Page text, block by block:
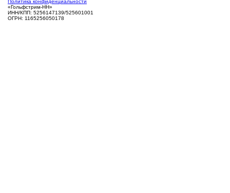
Политика конфиденциальности
«Гольфстрим-НН»
ИНН/КПП: 5256147139/525601001
ОГРН: 1165256050178